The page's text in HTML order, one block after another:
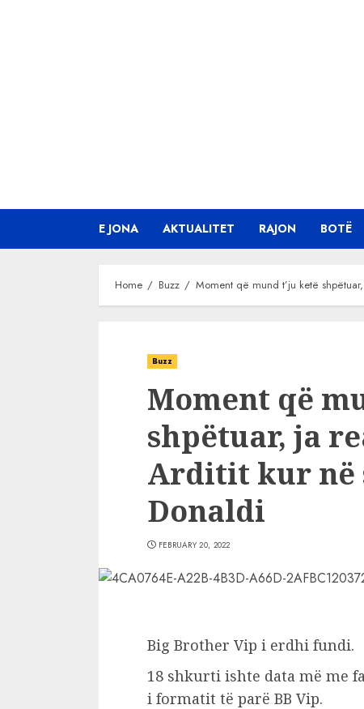
E JONA AKTUALITET RAJON BOTË
Home Buzz Moment që mund t’ju ketë
Buzz
Moment që
shpëtuar, ja
Arditit kur në
Donaldi
FEBRUARY 20, 2022
Big Brother Vip i erdhi fundi.
18 shkurti ishte data më me
i formatit të parë BB Vip.